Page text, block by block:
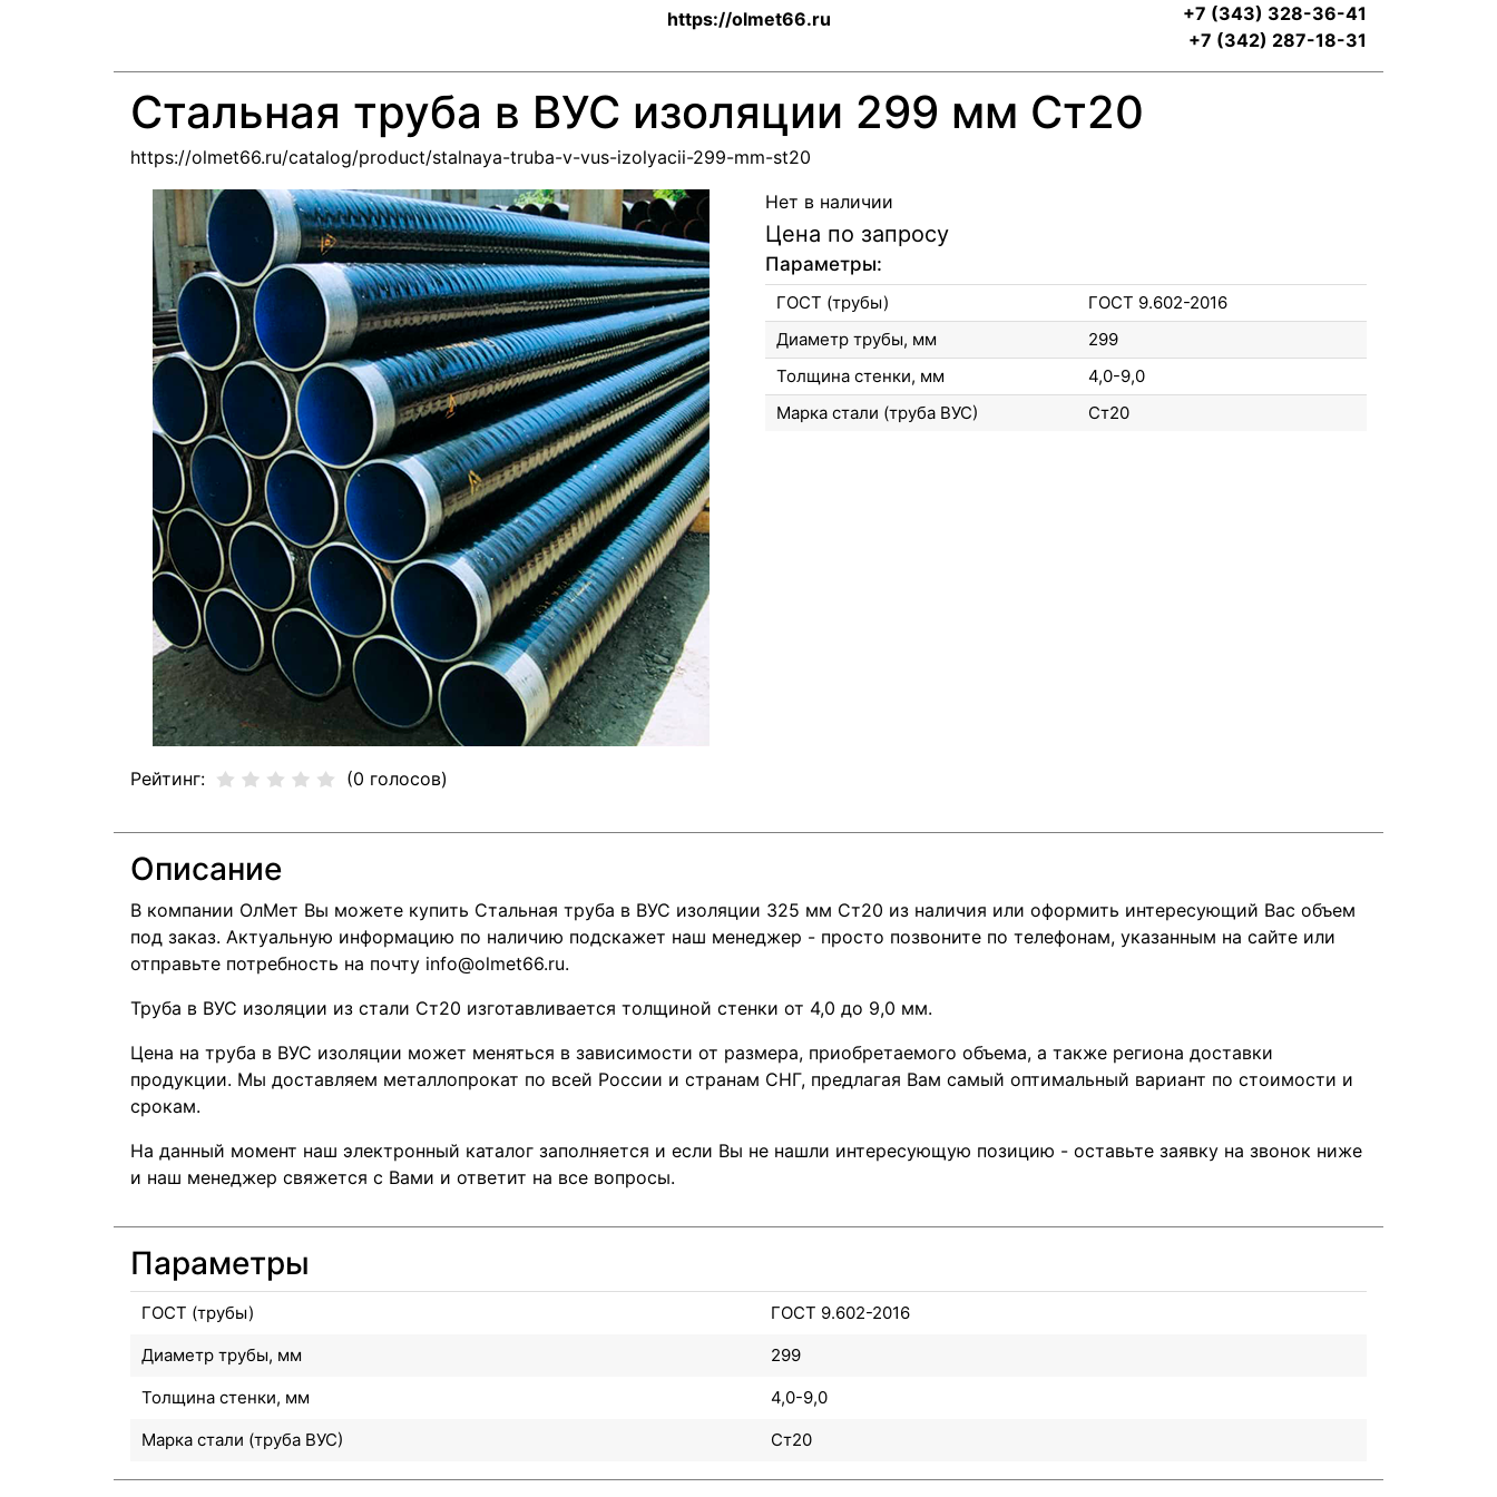
https://olmet66.ru
+7 (343) 328-36-41
+7 (342) 287-18-31
Стальная труба в ВУС изоляции 299 мм Ст20
https://olmet66.ru/catalog/product/stalnaya-truba-v-vus-izolyacii-299-mm-st20
Рейтинг: (0 голосов)
Нет в наличии
Цена по запросу
Параметры:
ГОСТ (трубы)
ГОСТ 9.602-2016
Диаметр трубы, мм
299
Толщина стенки, мм
4,0-9,0
Марка стали (труба ВУС)
Ст20
Описание
В компании ОлМет Вы можете купить Стальная труба в ВУС изоляции 325 мм Ст20 из наличия или оформить интересующий Вас объем
под заказ. Актуальную информацию по наличию подскажет наш менеджер - просто позвоните по телефонам, указанным на сайте или
отправьте потребность на почту info@olmet66.ru.
Труба в ВУС изоляции из стали Ст20 изготавливается толщиной стенки от 4,0 до 9,0 мм.
Цена на труба в ВУС изоляции может меняться в зависимости от размера, приобретаемого объема, а также региона доставки
продукции. Мы доставляем металлопрокат по всей России и странам СНГ, предлагая Вам самый оптимальный вариант по стоимости и
срокам.
На данный момент наш электронный каталог заполняется и если Вы не нашли интересующую позицию - оставьте заявку на звонок ниже
и наш менеджер свяжется с Вами и ответит на все вопросы.
Параметры
ГОСТ (трубы)
ГОСТ 9.602-2016
Диаметр трубы, мм
299
Толщина стенки, мм
4,0-9,0
Марка стали (труба ВУС)
Ст20